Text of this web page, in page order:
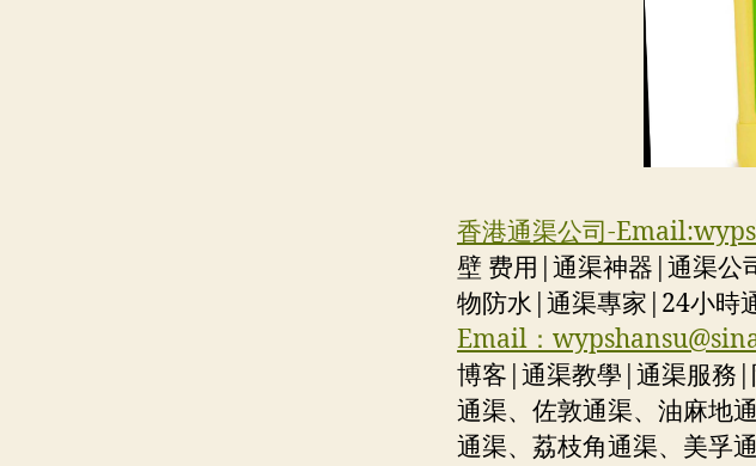
香港通渠公司-Email:
壁 费用|通渠神器|通渠公
物防水|通渠專家|24小時
Email：
博客|通渠教學|通渠服務|
通渠、佐敦通渠、油麻地
通渠、荔枝角通渠、美孚通